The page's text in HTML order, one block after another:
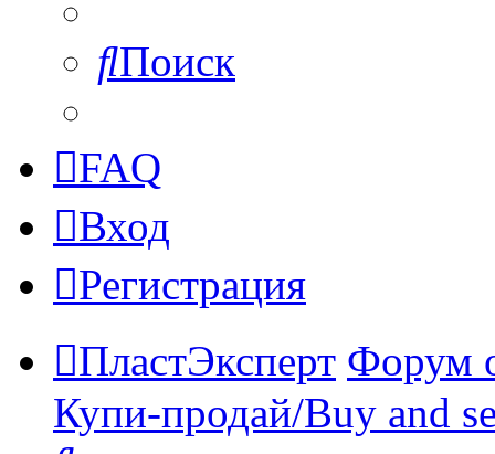
Поиск
FAQ
Вход
Регистрация
ПластЭксперт Форум
Купи-продай/Buy and